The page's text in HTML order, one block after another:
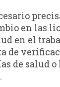
en las
en el
de
de salud